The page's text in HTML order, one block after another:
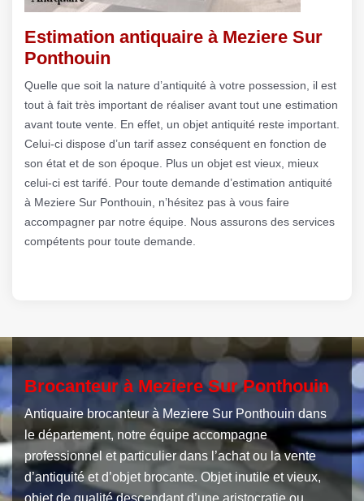
Estimation antiquaire à Meziere Sur
Ponthouin
Quelle que soit la nature d’antiquité à votre possession, il est
tout à fait très important de réaliser avant tout une estimation
avant toute vente. En effet, un objet antiquité reste important.
Celui-ci dispose d’un tarif assez conséquent en fonction de
son état et de son époque. Plus un objet est vieux, mieux
celui-ci est tarifé. Pour toute demande d’estimation antiquité
à Meziere Sur Ponthouin, n’hésitez pas à vous faire
accompagner par notre équipe. Nous assurons des services
compétents pour toute demande.
Brocanteur à Meziere Sur Ponthouin
Antiquaire brocanteur à Meziere Sur Ponthouin dans
le département, notre équipe accompagne
professionnel et particulier dans l’achat ou la vente
d’antiquité et d’objet brocante. Objet inutile et vieux,
objet de qualité descendant d’une aristocratie ou